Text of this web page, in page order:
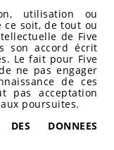
utilisation ou
ce soit, de tout ou
de Five
son accord écrit
Le fait pour Five
ne pas engager
de ces
pas acceptation
poursuites.
DONNEES